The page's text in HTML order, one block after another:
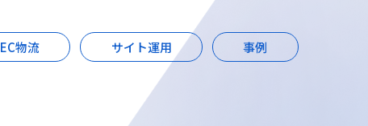
EC物流 サイト運用 事例